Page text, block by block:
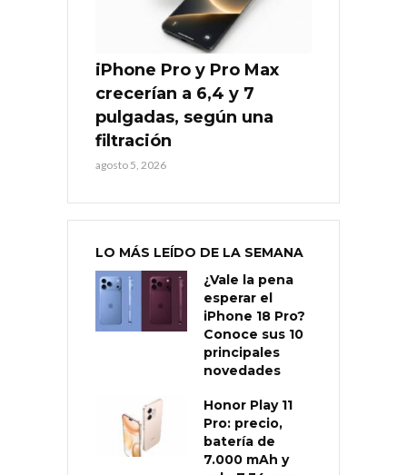
iPhone Pro y Pro Max
crecerían a 6,4 y 7
pulgadas, según una
filtración
agosto 5, 2026
LO MÁS LEÍDO DE LA SEMANA
¿Vale la pena
esperar el
iPhone 18 Pro?
Conoce sus 10
principales
novedades
Honor Play 11
Pro: precio,
batería de
7.000 mAh y